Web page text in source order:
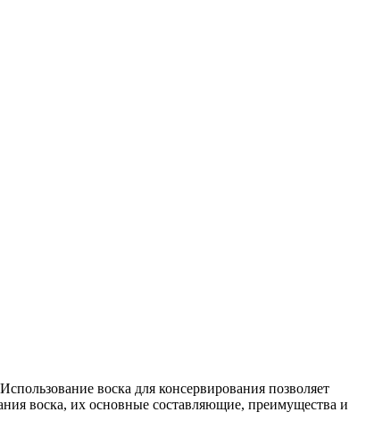
воска для консервирования позволяет
воска, их основные составляющие, преимущества и